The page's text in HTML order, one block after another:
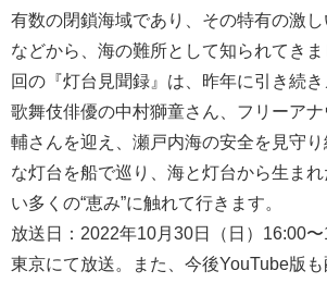
有数の閉鎖海域であり、その特有の激
などから、海の難所として知られてき
回の『灯台見聞録』は、昨年に引き続
歌舞伎俳優の中村獅童さん、フリーア
輔さんを迎え、瀬戸内海の安全を見守
な灯台を船で巡り、海と灯台から生ま
い多くの“恵み”に触れて行きます。
放送日：2022年10月30日（日）16:00
東京にて放送。また、今後YouTube版